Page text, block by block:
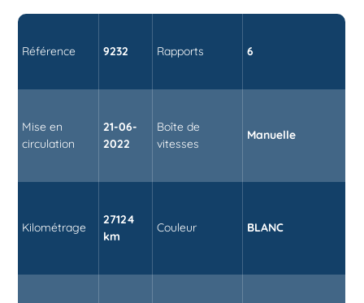
Référence 9232 Rapports 6
Mise en
circulation
21-06-
2022
Boîte de
vitesses
Manuelle
Kilométrage
27124
km
Couleur BLANC